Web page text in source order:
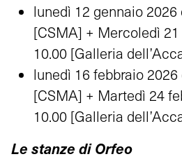
lunedì 12 gennaio 2026
[CSMA] + Mercoledì
10.00 [Galleria
lunedì 16 febbraio 2026
[CSMA] + Martedì 24
10.00 [Galleria
Le stanze di Orfeo